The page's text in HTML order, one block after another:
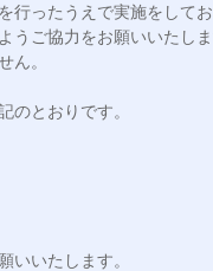
行ったうえで実施をして
ご協力をお願いいたしま
ん。
のとおりです。
いいたします。